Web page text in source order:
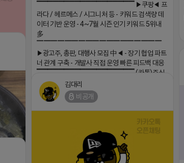
▔▔▔▔▔▔▔▔▔▔▔▔▔▔▔▔▔▔ ▶쿠팡◀ 프
라다 / 헤르메스 / 시그니처 등 - 키워드 검색량 데
이터 기반 운영 - 4~7월 시즌 인기 키워드 5위내
多
▔▔▔▔▔▔▔▔▔▔▔▔▔▔▔▔▔▔
▶광고주, 총판, 대행사 모집 中◀ - 장기 협업 파트
너 관계 구축 - 개발사 직접 운영 빠른 피드백 대응
▔▔▔▔▔▔▔▔▔▔▔▔▔▔▔▔▔▔ (카톡)주식
회사 더 풀림 https://더풀림상담.enn.kr https://
더풀림상담.enn.kr
댓글:20개
글:20개
김대리
비공개